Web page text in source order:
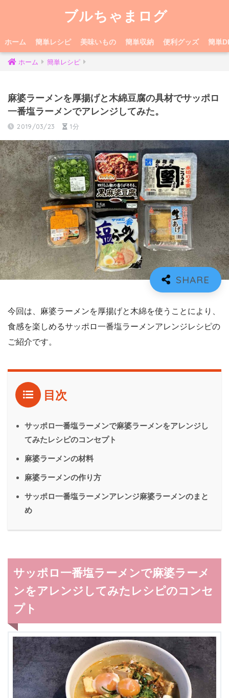
ブルちゃまログ
ホーム 簡単レシピ 美味いもの 簡単収納 便利グッズ 簡単
ホーム 簡単レシピ
麻婆ラーメンを厚揚げと木綿豆腐の具材でサッポロ
一番塩ラーメンでアレンジしてみた。
2019/03/23 1分
今回は、麻婆ラーメンを厚揚げと木綿を使うことにより、
食感を楽しめるサッポロ一番塩ラーメンアレンジレシピの
ご紹介です。
目次
サッポロ一番塩ラーメンで麻婆ラーメンをアレンジし
てみたレシピのコンセプト
麻婆ラーメンの材料
麻婆ラーメンの作り方
サッポロ一番塩ラーメンアレンジ麻婆ラーメンのまと
め
サッポロ一番塩ラーメンで麻婆ラーメ
ンをアレンジしてみたレシピのコンセ
プト